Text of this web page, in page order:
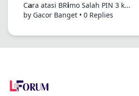
C𝗮ra atasi BR𝗶mo Salah PIN 3 k...
by Gacor Banget • 0 Replies